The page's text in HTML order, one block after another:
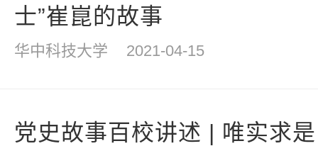
士”崔崑的故事
华中科技大学 2021-04-15
党史故事百校讲述 | 唯实求